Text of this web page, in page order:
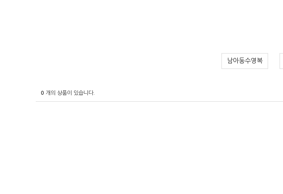
남아동수영복
0 개의 상품이 있습니다.